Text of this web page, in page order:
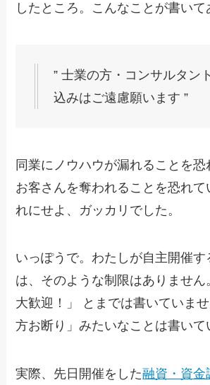
したところ。こんなことが書いて
” 士業の方・コンサルタン
込みはご遠慮願います ”
同業にノウハウが漏れることを恐
お客さんを奪われることを恐れ
れにせよ、ガッカリでした。
いっぽうで。わたしが自主開催す
は、そのような制限はありません
大歓迎！」 とまでは書いていま
方お断り」みたいなことは書いて
実際、先日開催をした融資・資金